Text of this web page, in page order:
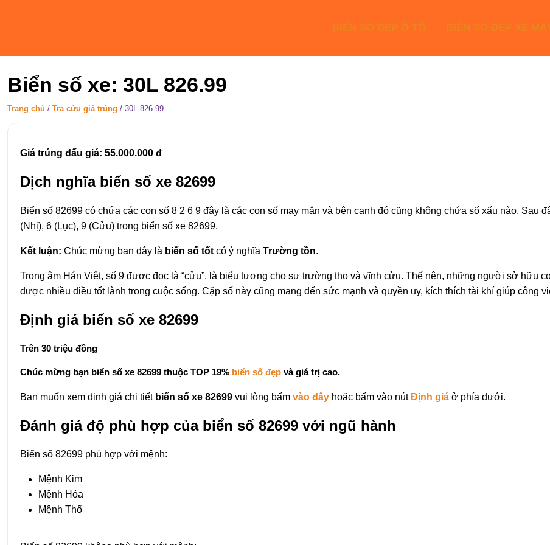
Biển số xe: 30L 826.99
Trang chủ / Tra cứu giá trúng / 30L 826.99
Giá trúng đấu giá: 55.000.000 đ
Dịch nghĩa biển số xe 82699
Biển số 82699 có chứa các con số 8 2 6 9 đây là các con số may mắn và bên cạnh đó cũng không chứa số xấu nào. Sau
(Nhị), 6 (Lục), 9 (Cửu) trong biển số xe 82699.
Kết luận: Chúc mừng bạn đây là biển số tốt có ý nghĩa Trường tồn.
Trong âm Hán Việt, số 9 được đọc là “cửu”, là biểu tượng cho sự trường thọ và vĩnh cửu. Thế nên, những người sở hữu
được nhiều điều tốt lành trong cuộc sống. Cặp số này cũng mang đến sức mạnh và quyền uy, kích thích tài khí giúp công
Định giá biển số xe 82699
Trên 30 triệu đồng
Chúc mừng bạn biển số xe 82699 thuộc TOP 19% biển số đẹp và giá trị cao.
Bạn muốn xem định giá chi tiết biển số xe 82699 vui lòng bấm vào đây hoặc bấm vào nútĐịnh giá ở phía dưới.
Đánh giá độ phù hợp của biển số 82699 với ngũ hành
Biển số 82699 phù hợp với mệnh:
Mệnh Kim
Mệnh Hỏa
Mệnh Thổ